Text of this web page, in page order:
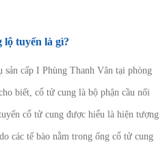
lộ tuyến là gì?
sản cấp I Phùng Thanh Vân tại phòng
biết, cổ tử cung là bộ phận cầu nối
cổ tử cung được hiểu là hiện tượng
các tế bào nằm trong ống cổ tử cung